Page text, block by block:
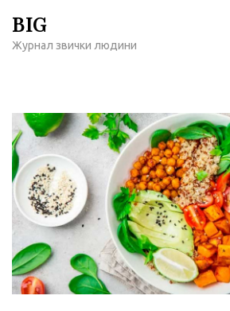
содержимому
BIG
Журнал звички людини